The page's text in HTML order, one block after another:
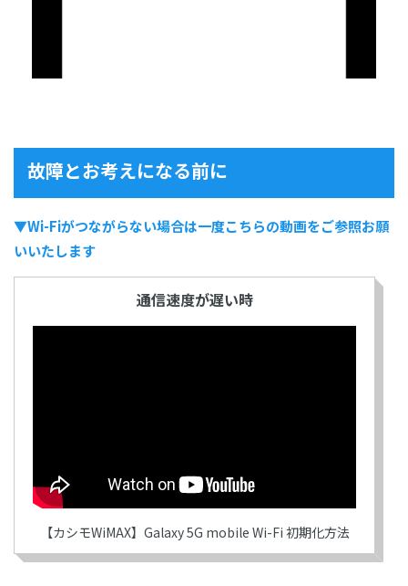
故障とお考えになる前に
▼Wi-Fiがつながらない場合は一度こちらの動画をご参照お願
いいたします
通信速度が遅い時
【カシモWiMAX】Galaxy 5G mobile Wi-Fi 初期化方法